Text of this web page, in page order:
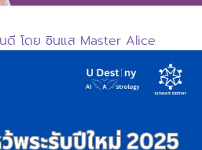
นดี โดย ซินแส Master Alice